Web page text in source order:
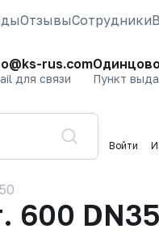
ОтзывыСотрудники
rus.com
для связи Пункт
Войти
600